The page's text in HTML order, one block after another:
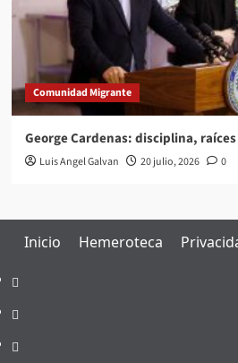
Comunidad Migrante
George Cardenas: disciplina,
Luis Angel Galvan 20 julio, 2026 0
Inicio Hemeroteca
Inicio
Hemeroteca
Privacidad